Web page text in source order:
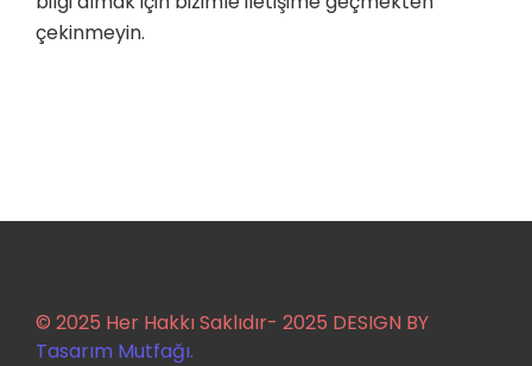
çekinmeyin.
© 2025 Her Hakkı Saklıdır- 2025 DESIGN BY
Tasarım Mutfağı.